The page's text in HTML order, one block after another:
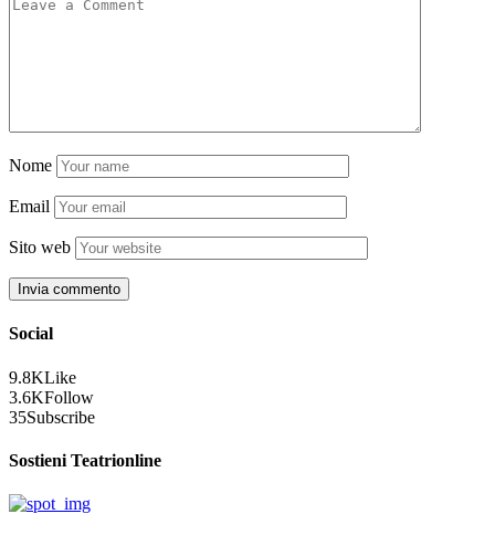
Nome
Email
Sito web
Social
9.8KLike
3.6KFollow
35Subscribe
Sostieni Teatrionline